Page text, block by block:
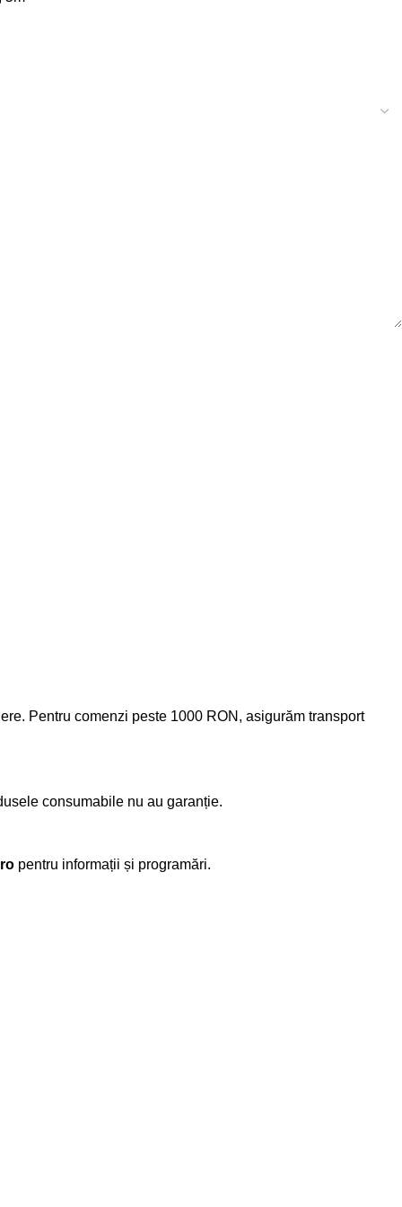
Pentru comenzi peste 1000 RON, asigurăm transport
consumabile nu au garanție.
pentru informații și programări.